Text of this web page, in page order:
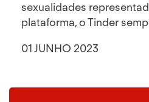
sexualidades
plataforma, o Tinder
01 JUNHO 2023